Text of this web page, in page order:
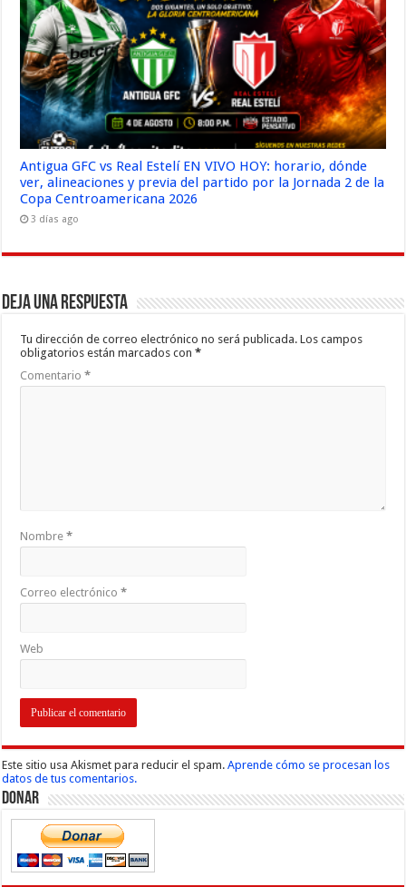
Antigua GFC vs Real Estelí EN VIVO HOY: horario, dónde
ver, alineaciones y previa del partido por la Jornada 2 de la
Copa Centroamericana 2026
3 días ago
Deja una respuesta
Tu dirección de correo electrónico no será publicada. Los campos
obligatorios están marcados con*
Comentario*
Nombre*
Correo electrónico*
Web
Este sitio usa Akismet para reducir el spam.Aprende cómo se procesan los
datos de tus comentarios.
Donar